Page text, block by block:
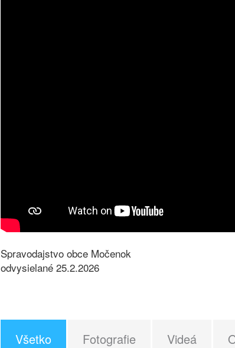
Spravodajstvo obce Močenok
odvysielané 25.2.2026
Všetko Fotografie Videá